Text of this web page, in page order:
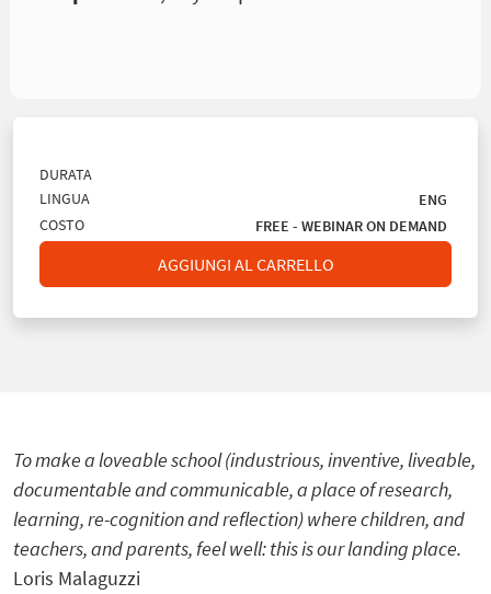
DURATA
LINGUA
ENG
COSTO
FREE - WEBINAR ON DEMAND
AGGIUNGI AL CARRELLO
To make a loveable school (industrious, inventive, liveable,
documentable and communicable, a place of research,
learning, re-cognition and reflection) where children, and
teachers, and parents, feel well: this is our landing place.
Loris Malaguzzi